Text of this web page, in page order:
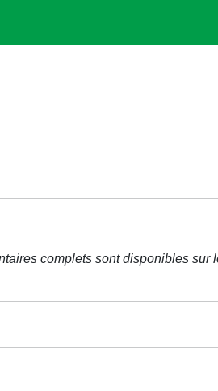
complets sont disponibles sur